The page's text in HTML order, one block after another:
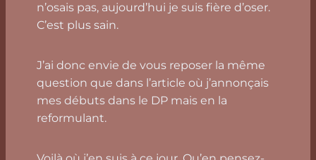
n’osais pas, aujourd’hui je suis fière d’oser.
C’est plus sain.
J’ai donc envie de vous reposer la même
question que dans l’article où j’annonçais
mes débuts dans le DP mais en la
reformulant.